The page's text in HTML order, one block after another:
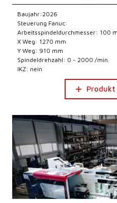
Baujahr:2026
Steuerung Fanuc:
Arbeitsspindeldurchmesser: 100
X Weg: 1270 mm
Y Weg: 910 mm
Spindeldrehzahl: 0 - 2000 /min.
IKZ: nein